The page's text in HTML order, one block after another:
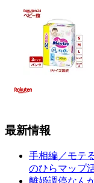
最新情報
手相編／モテ
のひらマップ
離婚調停なん